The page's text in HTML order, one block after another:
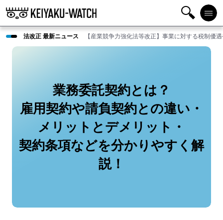
検
索
メニ
ュー
法改正 最新ニュース 【産業競争力強化法等改正】事業に対する税制優
業務委託契約とは？
雇用契約や請負契約との違い・
メリットとデメリット・
契約条項などを分かりやすく解
説！